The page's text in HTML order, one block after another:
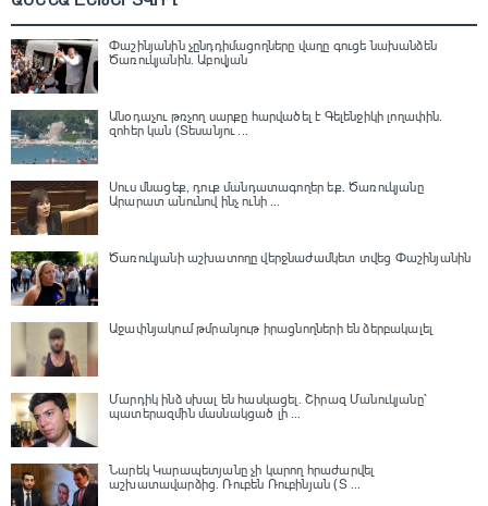
Փաշինյանին չընդդիմացողները վաղը գուցե նախանձեն
Ծառուկյանին. Աբովյան
Անօդաչու թռչող սարքը հարվածել է Գելենջիկի լողափին.
զոհեր կան (Տեսանյու ...
Սուս մնացեք, դուք մանդատագողեր եք․ Ծառուկյանը
Արարատ անունով ինչ ունի ...
Ծառուկյանի աշխատողը վերջնաժամկետ տվեց Փաշինյանին
Աջափնյակում թմրանյութ իրացնողների են ձերբակալել
Մարդիկ ինձ սխալ են հասկացել. Շիրազ Մանուկյանը՝
պատերազմին մասնակցած լի ...
Նարեկ Կարապետյանը չի կարող հրաժարվել
աշխատավարձից. Ռուբեն Ռուբինյան (Տ ...